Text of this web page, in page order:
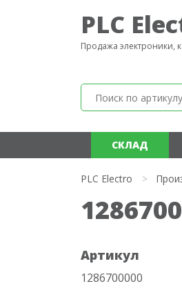
PLC
Продажа электроники,
СКЛАД
PLC Electro >
Артикул
1286700000